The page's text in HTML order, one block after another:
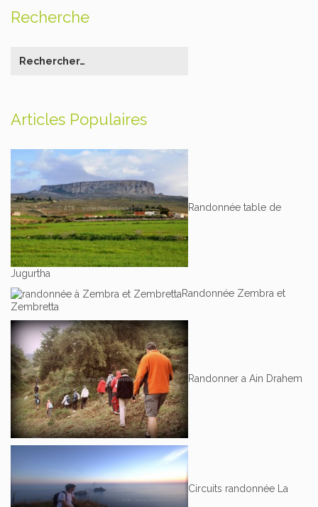
Recherche
Articles Populaires
Randonnée table de
Jugurtha
Randonnée Zembra et
Zembretta
Randonner a Ain Drahem
Circuits randonnée La